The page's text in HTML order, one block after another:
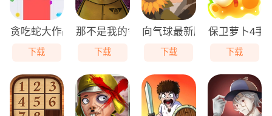
贪吃蛇大作战免费版
下载
那不是我的邻居游戏无广告版
下载
向气球最新版
下载
保卫萝卜4手
下载